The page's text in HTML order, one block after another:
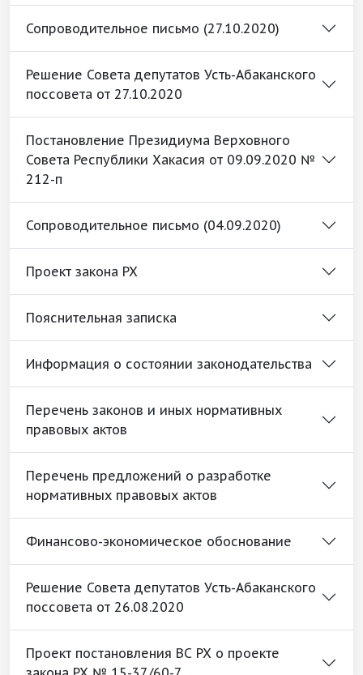
Сопроводительное письмо (27.10.2020)
Решение Совета депутатов Усть-Абаканского
поссовета от 27.10.2020
Постановление Президиума Верховного
Совета Республики Хакасия от 09.09.2020 №
212-п
Сопроводительное письмо (04.09.2020)
Проект закона РХ
Пояснительная записка
Информация о состоянии законодательства
Перечень законов и иных нормативных
правовых актов
Перечень предложений о разработке
нормативных правовых актов
Финансово-экономическое обоснование
Решение Совета депутатов Усть-Абаканского
поссовета от 26.08.2020
Проект постановления ВС РХ о проекте